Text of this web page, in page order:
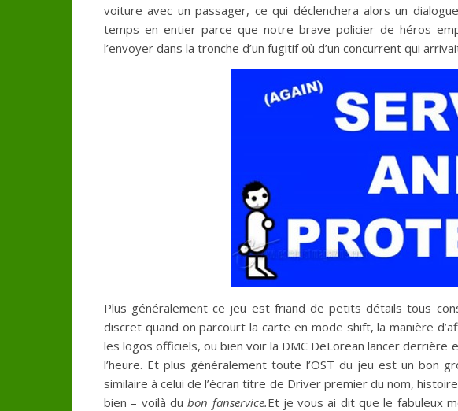
voiture avec un passager, ce qui déclenchera alors un
temps en entier parce que notre brave policier de héros
l’envoyer dans la tronche d’un fugitif où d’un concurrent qui
Plus généralement ce jeu est friand de petits détails tous
discret quand on parcourt la carte en mode shift, la manière
les logos officiels, ou bien voir la DMC DeLorean lancer
l’heure. Et plus généralement toute l’OST du jeu est un bon
similaire à celui de l’écran titre de Driver premier du nom,
bien – voilà dubon fanservice.Et je vous ai dit que le fabuleux